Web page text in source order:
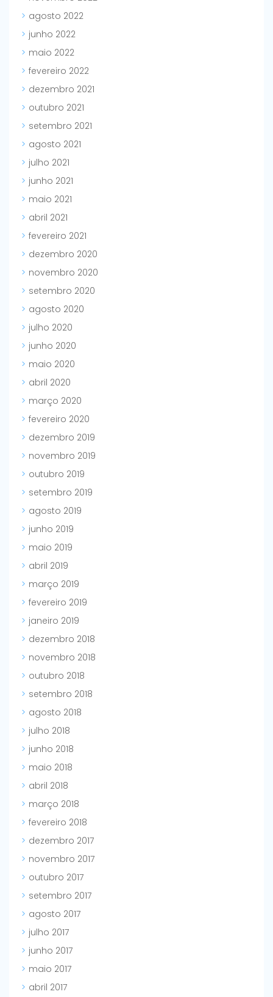
agosto 2022
junho 2022
maio 2022
fevereiro 2022
dezembro 2021
outubro 2021
setembro 2021
agosto 2021
julho 2021
junho 2021
maio 2021
abril 2021
fevereiro 2021
dezembro 2020
novembro 2020
setembro 2020
agosto 2020
julho 2020
junho 2020
maio 2020
abril 2020
março 2020
fevereiro 2020
dezembro 2019
novembro 2019
outubro 2019
setembro 2019
agosto 2019
junho 2019
maio 2019
abril 2019
março 2019
fevereiro 2019
janeiro 2019
dezembro 2018
novembro 2018
outubro 2018
setembro 2018
agosto 2018
julho 2018
junho 2018
maio 2018
abril 2018
março 2018
fevereiro 2018
dezembro 2017
novembro 2017
outubro 2017
setembro 2017
agosto 2017
julho 2017
junho 2017
maio 2017
abril 2017